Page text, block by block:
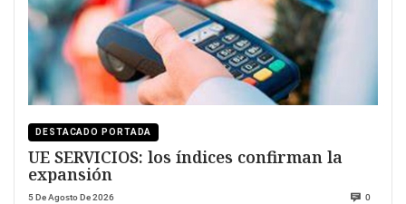
DESTACADO PORTADA
UE SERVICIOS: los índices confirman la
expansión
5 De Agosto De 2026 0